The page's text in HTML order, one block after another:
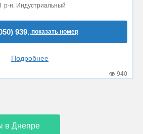
р-н. Индустриальный
939..показать номер
Подробнее
940
в Днепре